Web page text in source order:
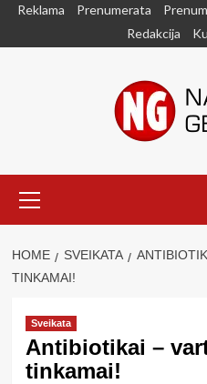
SkipReklama Prenumerata
Redakcija
Menu
HOME SVEIKATA
TINKAMAI!
Sveikata
Antibiotikai –
tinkamai!